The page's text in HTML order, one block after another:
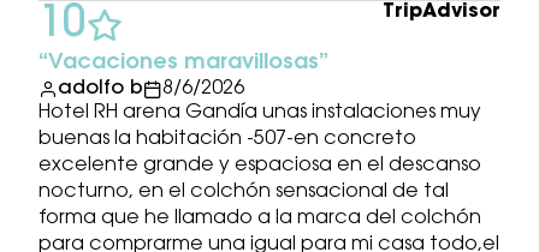
Vacaciones maravillosas
adolfo b
8/6/2026
Hotel RH arena Gandía unas instalaciones muy
buenas la habitación -507-en concreto
excelente grande y espaciosa en el descanso
nocturno, en el colchón sensacional de tal
forma que he llamado a la marca del colchón
para comprarme una igual para mi casa todo,el
10 TripAdvisor